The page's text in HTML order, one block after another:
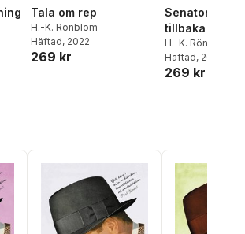
antal röster:
Tala om rep
H.-K. Rönblom
Häftad, 2022
269 kr
Senatorn
tillbaka
H.-K. Rönblom
Häftad, 2022
269 kr